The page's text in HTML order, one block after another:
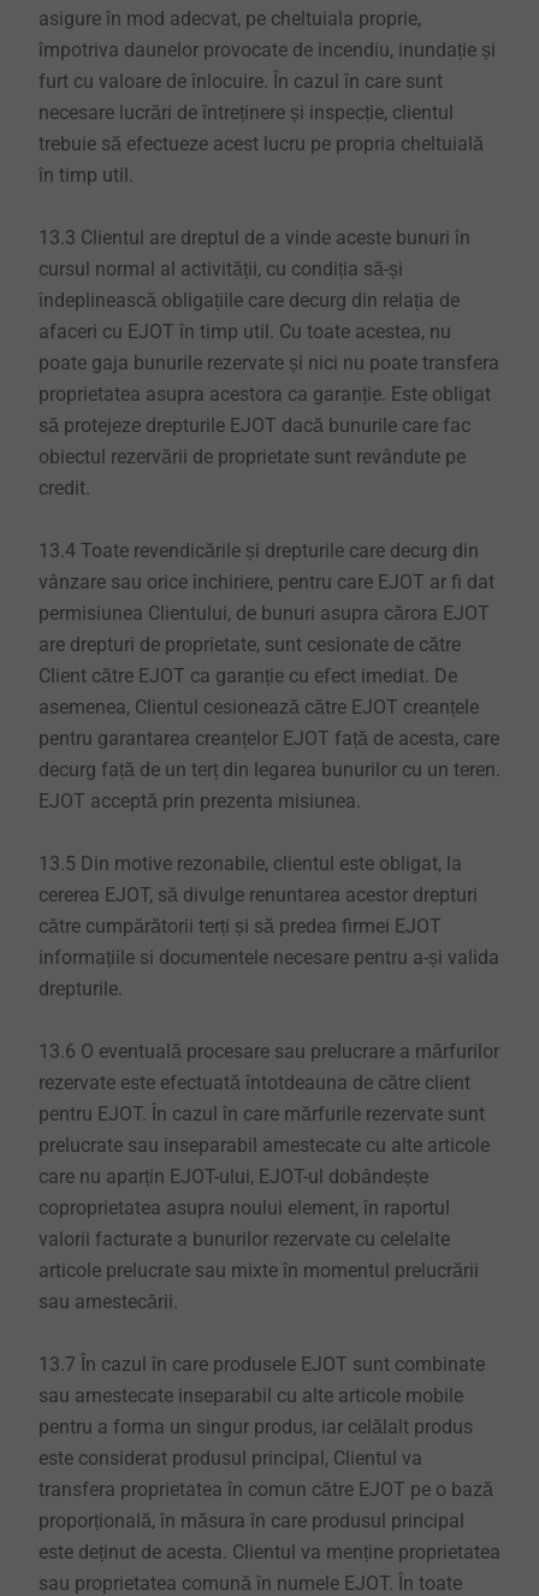
asigure în mod adecvat, pe cheltuiala proprie,
împotriva daunelor provocate de incendiu, inundație și
furt cu valoare de înlocuire. În cazul în care sunt
necesare lucrări de întreținere și inspecție, clientul
trebuie să efectueze acest lucru pe propria cheltuială
în timp util.
13.3 Clientul are dreptul de a vinde aceste bunuri în
cursul normal al activității, cu condiția să-și
îndeplinească obligațiile care decurg din relația de
afaceri cu EJOT în timp util. Cu toate acestea, nu
poate gaja bunurile rezervate și nici nu poate transfera
proprietatea asupra acestora ca garanție. Este obligat
să protejeze drepturile EJOT dacă bunurile care fac
obiectul rezervării de proprietate sunt revândute pe
credit.
13.4 Toate revendicările și drepturile care decurg din
vânzare sau orice închiriere, pentru care EJOT ar fi dat
permisiunea Clientului, de bunuri asupra cărora EJOT
are drepturi de proprietate, sunt cesionate de către
Client către EJOT ca garanție cu efect imediat. De
asemenea, Clientul cesionează către EJOT creanțele
pentru garantarea creanțelor EJOT față de acesta, care
decurg față de un terț din legarea bunurilor cu un teren.
EJOT acceptă prin prezenta misiunea.
13.5 Din motive rezonabile, clientul este obligat, la
cererea EJOT, să divulge renuntarea acestor drepturi
către cumpărătorii terți și să predea firmei EJOT
informațiile si documentele necesare pentru a-și valida
drepturile.
13.6 O eventuală procesare sau prelucrare a mărfurilor
rezervate este efectuată întotdeauna de către client
pentru EJOT. În cazul în care mărfurile rezervate sunt
prelucrate sau inseparabil amestecate cu alte articole
care nu aparțin EJOT-ului, EJOT-ul dobândește
coproprietatea asupra noului element, în raportul
valorii facturate a bunurilor rezervate cu celelalte
articole prelucrate sau mixte în momentul prelucrării
sau amestecării.
13.7 În cazul în care produsele EJOT sunt combinate
sau amestecate inseparabil cu alte articole mobile
pentru a forma un singur produs, iar celălalt produs
este considerat produsul principal, Clientul va
transfera proprietatea în comun către EJOT pe o bază
proporțională, în măsura în care produsul principal
este deținut de acesta. Clientul va menține proprietatea
sau proprietatea comună în numele EJOT. În toate